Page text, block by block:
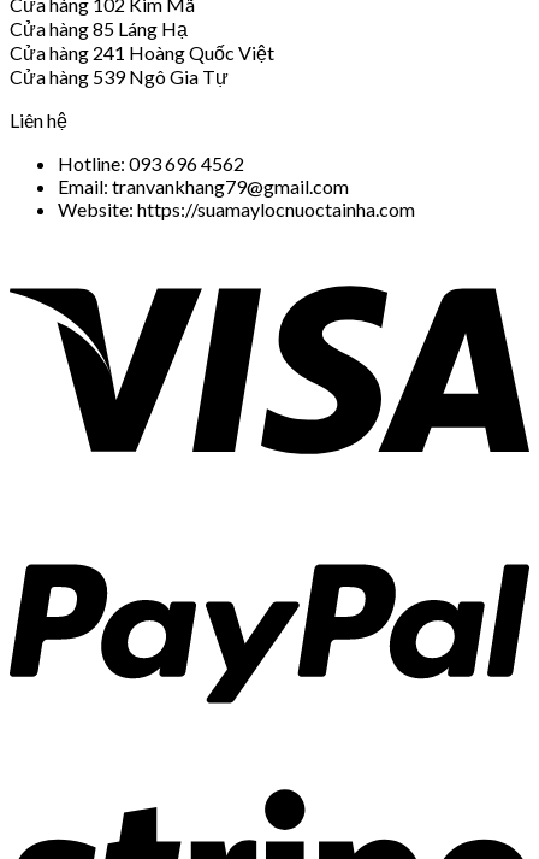
Cửa hàng 85 Láng Hạ
Cửa hàng 241 Hoàng Quốc Việt
Cửa hàng 539 Ngô Gia Tự
Liên hệ
Hotline: 093 696 4562
Email: tranvankhang79@gmail.com
Website: https://suamaylocnuoctainha.com